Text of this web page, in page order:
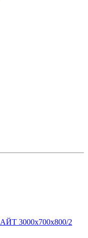
3000x700x800/2